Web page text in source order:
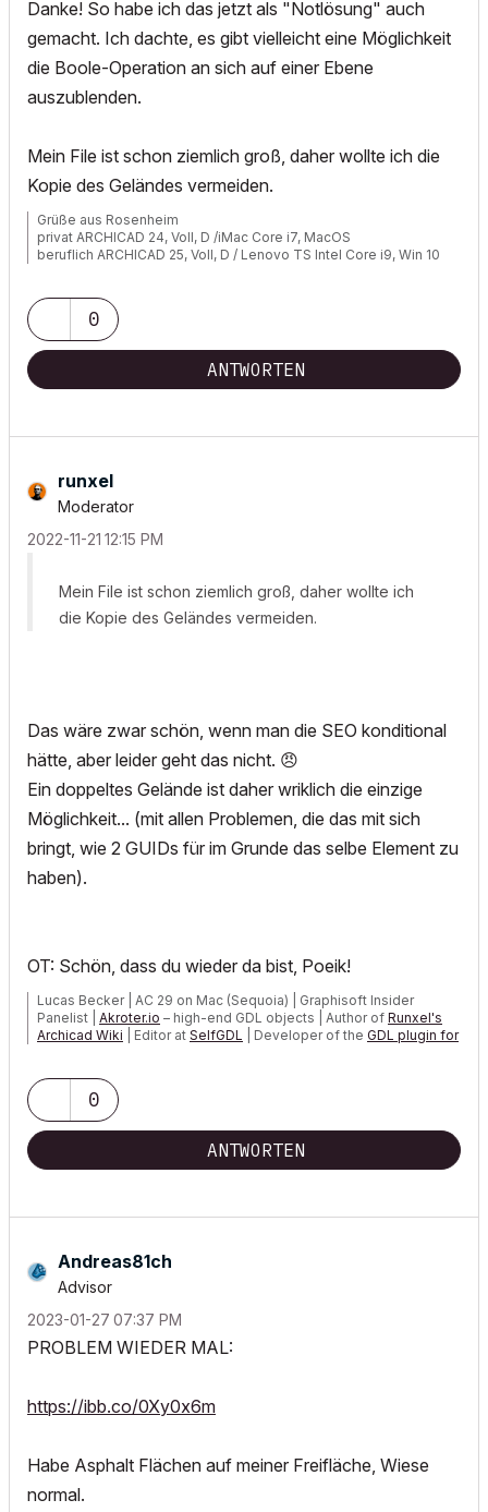
Danke! So habe ich das jetzt als "Notlösung" auch
gemacht. Ich dachte, es gibt vielleicht eine Möglichkeit
die Boole-Operation an sich auf einer Ebene
auszublenden.
Mein File ist schon ziemlich groß, daher wollte ich die
Kopie des Geländes vermeiden.
Grüße aus Rosenheim
privat ARCHICAD 24, Voll, D /iMac Core i7, MacOS
beruflich ARCHICAD 25, Voll, D / Lenovo TS Intel Core i9, Win 10
0
ANTWORTEN
runxel
Moderator
‎2022-11-21 12:15 PM
Mein File ist schon ziemlich groß, daher wollte ich
die Kopie des Geländes vermeiden.
Das wäre zwar schön, wenn man die SEO konditional
hätte, aber leider geht das nicht. 😠
Ein doppeltes Gelände ist daher wriklich die einzige
Möglichkeit... (mit allen Problemen, die das mit sich
bringt, wie 2 GUIDs für im Grunde das selbe Element zu
haben).
OT: Schön, dass du wieder da bist, Poeik!
Lucas Becker | AC 29 on Mac (Sequoia) | Graphisoft Insider
Panelist | Akroter.io – high-end GDL objects | Author of Runxel's
Archicad Wiki | Editor at SelfGDL | Developer of the GDL plugin for
My List of AC shortcomings & bugs
Mention AI Again
POSIWID – The Purpose Of a System Is What It Does ///
«Furthermore, I consider that Carth...yearly releases
destroyed»
0
ANTWORTEN
Andreas81ch
Advisor
‎2023-01-27 07:37 PM
PROBLEM WIEDER MAL:
https://ibb.co/0Xy0x6m
Habe Asphalt Flächen auf meiner Freifläche, Wiese
normal.